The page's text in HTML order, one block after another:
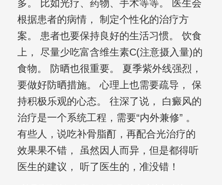
多。 比如光疗、药物、手术等等。 医生会
根据患者的病情， 制定个性化的治疗方
案。 患者也要保持良好的生活习惯。 饮食
上， 尽量少吃富含维生素C(注意摄入量)的
食物。 防晒也很重要。 夏季紫外线强烈，
要做好防晒措施。 心理上也需要疏导， 保
持积极乐观的心态。 往深了说， 白癜风的
治疗是一个系统工程，需要“内外兼修” 。
有些人，说吃补骨脂酊，再配合光治疗的
效果果不错， 虽然因人而异，但是都得听
医生的建议， 听了医生的，准没错！